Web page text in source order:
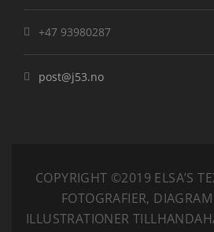
+47 93980287
post@j53.no
COPYRIGHT ©2019 ELSA’S
FOTOGRAFIER,
ILLUSTRATIONER